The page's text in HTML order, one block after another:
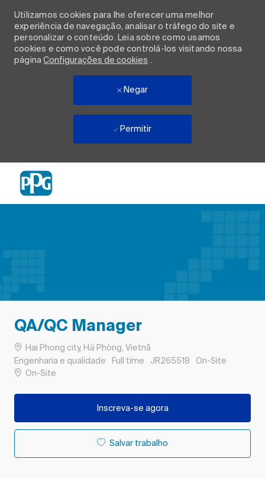
Utilizamos cookies para lhe oferecer uma melhor
experiência de navegação, analisar o tráfego do site e
personalizar o conteúdo. Leia sobre como usamos
cookies e como você pode controlá-los visitando nossa
páginaConfigurações de cookies .
Negar
Permitir
QA/QC Manager
Localização
Hai Phong city, Hải Phòng, Vietnã
Categoria
Engenharia e qualidade Tipo de Trabalho
Full time ID do trabalho
JR265518
On-Site
Remote
On-Site
Inscreva-se agora
Salvar trabalho